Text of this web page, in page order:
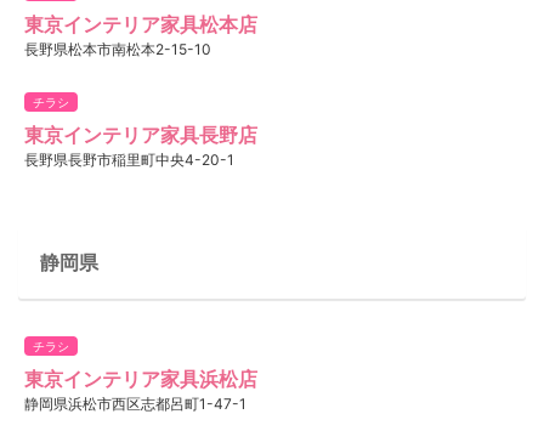
東京インテリア家具松本店
長野県松本市南松本2-15-10
チラシ
東京インテリア家具長野店
長野県長野市稲里町中央4-20-1
静岡県
チラシ
東京インテリア家具浜松店
静岡県浜松市西区志都呂町1-47-1